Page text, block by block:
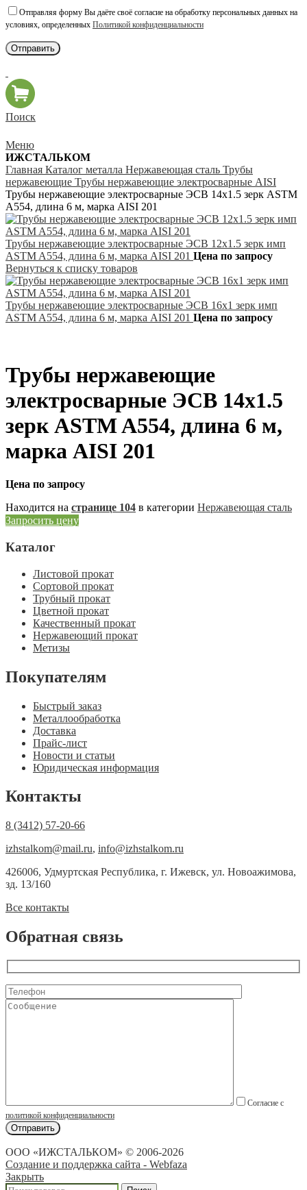
Отправляя форму Вы даёте своё согласие на обработку персональных данных на
условиях, определенных Политикой конфиденциальности
Поиск
Меню
ИЖСТАЛЬКОМ
Главная Каталог металла Нержавеющая сталь Трубы
нержавеющие Трубы нержавеющие электросварные AISI
Трубы нержавеющие электросварные ЭСВ 14х1.5 зерк ASTM
A554, длина 6 м, марка AISI 201
Трубы нержавеющие электросварные ЭСВ 12х1.5 зерк имп
ASTM A554, длина 6 м, марка AISI 201 Цена по запросу
Вернуться к списку товаров
Трубы нержавеющие электросварные ЭСВ 16х1 зерк имп
ASTM A554, длина 6 м, марка AISI 201 Цена по запросу
Трубы нержавеющие
электросварные ЭСВ 14х1.5
зерк ASTM A554, длина 6 м,
марка AISI 201
Цена по запросу
Находится на странице 104 в категории Нержавеющая сталь
Запросить цену
Каталог
Листовой прокат
Сортовой прокат
Трубный прокат
Цветной прокат
Качественный прокат
Нержавеющий прокат
Метизы
Покупателям
Быстрый заказ
Металлообработка
Доставка
Прайс-лист
Новости и статьи
Юридическая информация
Контакты
8 (3412) 57-20-66
izhstalkom@mail.ru, info@izhstalkom.ru
426006, Удмуртская Республика, г. Ижевск, ул. Новоажимова,
зд. 13/160
Все контакты
Обратная связь
Согласие с
политикой конфиденциальности
ООО «ИЖСТАЛЬКОМ» © 2006-2026
Создание и поддержка сайта - Webfaza
Закрыть